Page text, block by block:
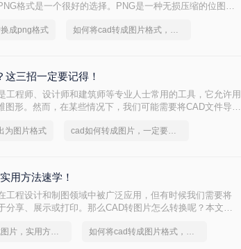
格式是一个很好的选择。PNG是一种无损压缩的位图格
成png格式 如何将cad转成图片格式，实用的方法来了
三招一定要记得！
工程师、设计师和建筑师等专业人士常用的工具，它允许用
图形。然而，在某些情况下，我们可能需要将CAD文件导出
片格式的方法。
为图片格式 cad如何转成图片，一定要看看
用方法速学！
工程设计和制图领域中被广泛应用，但有时候我们需要将
分享、展示或打印。那么CAD转图片怎么转换呢？本文将
cad如何转成图片，实用方法不要错过 如何将cad转成图片格式，实用的方法来了